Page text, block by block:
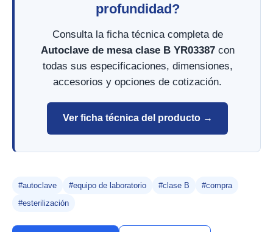
profundidad?
Consulta la ficha técnica completa de
Autoclave de mesa clase B YR03387con
todas sus especificaciones, dimensiones,
accesorios y opciones de cotización.
Ver ficha técnica del producto →
#autoclave #equipo de laboratorio #clase B
#compra
#esterilización